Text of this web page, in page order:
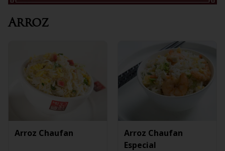
Arroz
Arroz Chaufan
Arroz Chaufan
Especial